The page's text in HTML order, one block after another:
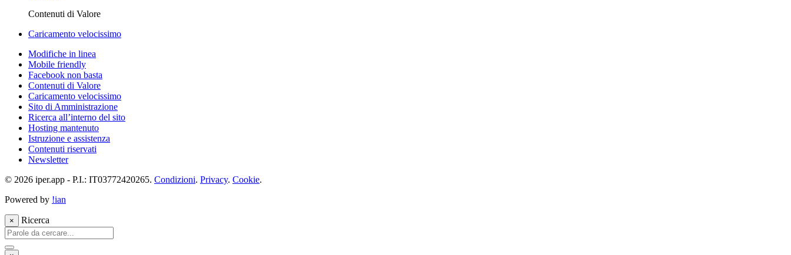
Contenuti di Valore
Caricamento velocissimo
Modifiche in linea
Mobile friendly
Facebook non basta
Contenuti di Valore
Caricamento velocissimo
Sito di Amministrazione
Ricerca all’interno del sito
Hosting mantenuto
Istruzione e assistenza
Contenuti riservati
Newsletter
© 2026 iper.app - P.I.: IT03772420265. Condizioni. Privacy. Cookie.
Powered by !ian
× Ricerca